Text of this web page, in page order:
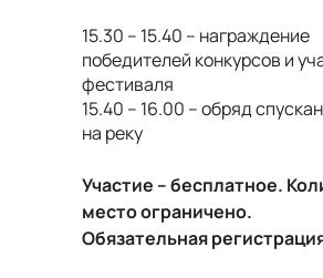
15.30 – 15.40 – награждение
победителей конкурсов и
фестиваля
15.40 – 16.00 – обряд
на реку
Участие – бесплатное.
место ограничено.
Обязательная